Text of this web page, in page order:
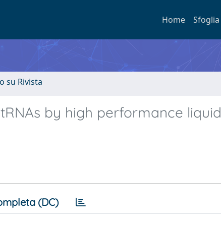
Home Sfoglia
su Rivista
by high performance liquid
(DC)